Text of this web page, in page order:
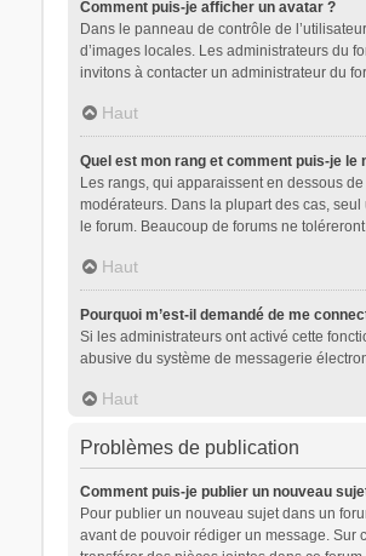
Comment puis-je afficher un avatar ?
Dans le panneau de contrôle de
d’images locales. Les administrateurs du
invitons à contacter un administrateur du
Haut
Quel est mon rang et comment puis-je le
Les rangs, qui apparaissent en dessous
modérateurs. Dans la plupart des cas,
le forum. Beaucoup de forums ne
Haut
Pourquoi m’est-il demandé de me
Si les administrateurs ont activé cette
abusive du système de messagerie
Haut
Problèmes de publication
Comment puis-je publier un nouveau
Pour publier un nouveau sujet dans un
avant de pouvoir rédiger un message. Sur